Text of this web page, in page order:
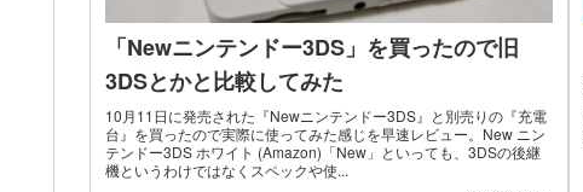
「Newニンテンドー3DS」を買ったので旧
3DSとかと比較してみた
10月11日に発売された『Newニンテンドー3DS』と別売りの『充電
台』を買ったので実際に使ってみた感じを早速レビュー。New ニン
テンドー3DS ホワイト (Amazon)「New」といっても、3DSの後継
機というわけではなくスペックや使...